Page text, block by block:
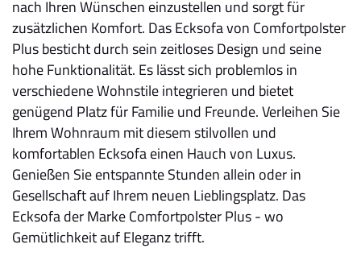
nach Ihren Wünschen einzustellen und sorgt für
zusätzlichen Komfort. Das Ecksofa von Comfortpolster
Plus besticht durch sein zeitloses Design und seine
hohe Funktionalität. Es lässt sich problemlos in
verschiedene Wohnstile integrieren und bietet
genügend Platz für Familie und Freunde. Verleihen Sie
Ihrem Wohnraum mit diesem stilvollen und
komfortablen Ecksofa einen Hauch von Luxus.
Genießen Sie entspannte Stunden allein oder in
Gesellschaft auf Ihrem neuen Lieblingsplatz. Das
Ecksofa der Marke Comfortpolster Plus - wo
Gemütlichkeit auf Eleganz trifft.